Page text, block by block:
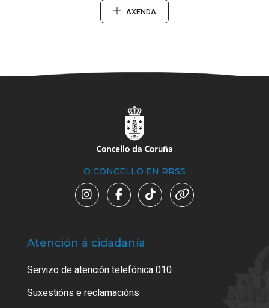
AXENDA
O CONCELLO EN RRSS
Atención á cidadanía
Servizo de atención telefónica 010
Suxestións e reclamacións